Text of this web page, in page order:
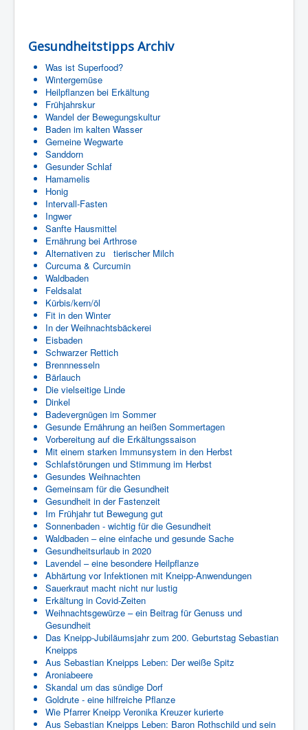
Gesundheitstipps Archiv
Was ist Superfood?
Wintergemüse
Heilpflanzen bei Erkältung
Frühjahrskur
Wandel der Bewegungskultur
Baden im kalten Wasser
Gemeine Wegwarte
Sanddorn
Gesunder Schlaf
Hamamelis
Honig
Intervall-Fasten
Ingwer
Sanfte Hausmittel
Ernährung bei Arthrose
Alternativen zu tierischer Milch
Curcuma & Curcumin
Waldbaden
Feldsalat
Kürbis/kern/öl
Fit in den Winter
In der Weihnachtsbäckerei
Eisbaden
Schwarzer Rettich
Brennnesseln
Bärlauch
Die vielseitige Linde
Dinkel
Badevergnügen im Sommer
Gesunde Ernährung an heißen Sommertagen
Vorbereitung auf die Erkältungssaison
Mit einem starken Immunsystem in den Herbst
Schlafstörungen und Stimmung im Herbst
Gesundes Weihnachten
Gemeinsam für die Gesundheit
Gesundheit in der Fastenzeit
Im Frühjahr tut Bewegung gut
Sonnenbaden - wichtig für die Gesundheit
Waldbaden – eine einfache und gesunde Sache
Gesundheitsurlaub in 2020
Lavendel – eine besondere Heilpflanze
Abhärtung vor Infektionen mit Kneipp-Anwendungen
Sauerkraut macht nicht nur lustig
Erkältung in Covid-Zeiten
Weihnachtsgewürze – ein Beitrag für Genuss und
Gesundheit
Das Kneipp-Jubiläumsjahr zum 200. Geburtstag Sebastian
Kneipps
Aus Sebastian Kneipps Leben: Der weiße Spitz
Aroniabeere
Skandal um das sündige Dorf
Goldrute - eine hilfreiche Pflanze
Wie Pfarrer Kneipp Veronika Kreuzer kurierte
Aus Sebastian Kneipps Leben: Baron Rothschild und sein